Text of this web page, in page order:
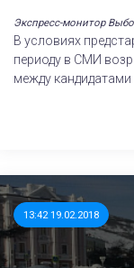
Экспресс-монитор
В условиях
периоду в СМИ
между
13:42 19.02.2018